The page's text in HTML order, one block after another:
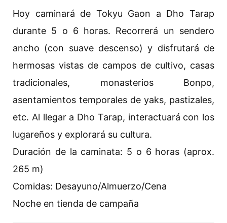
Hoy caminará de Tokyu Gaon a Dho Tarap
durante 5 o 6 horas. Recorrerá un sendero
ancho (con suave descenso) y disfrutará de
hermosas vistas de campos de cultivo, casas
tradicionales, monasterios Bonpo,
asentamientos temporales de yaks, pastizales,
etc. Al llegar a Dho Tarap, interactuará con los
lugareños y explorará su cultura.
Duración de la caminata: 5 o 6 horas (aprox.
265 m)
Comidas: Desayuno/Almuerzo/Cena
Noche en tienda de campaña